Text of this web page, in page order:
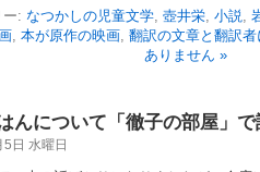
ー: なつかしの児童文学, 壺井栄, 小説,
, 本が原作の映画, 翻訳の文章と翻訳
ありません »
んについて「徹子の部屋」
日 水曜日